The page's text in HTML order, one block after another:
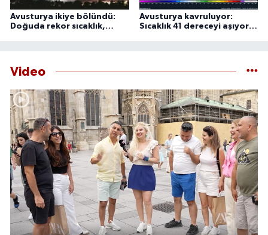
Avusturya ikiye bölündü:
Doğuda rekor sıcaklık,
Avusturya kavruluyor:
Sıcaklık 41 dereceyi aşıyor,
Video